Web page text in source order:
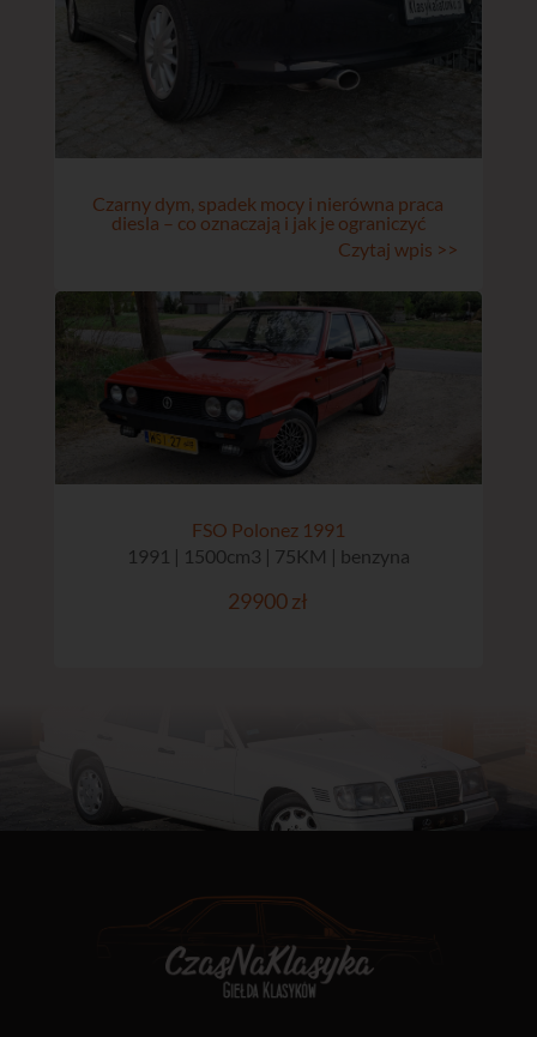
Czarny dym, spadek mocy i nierówna praca
diesla – co oznaczają i jak je ograniczyć
Czytaj wpis >>
FSO Polonez 1991
1991 | 1500cm3 | 75KM | benzyna
29900 zł